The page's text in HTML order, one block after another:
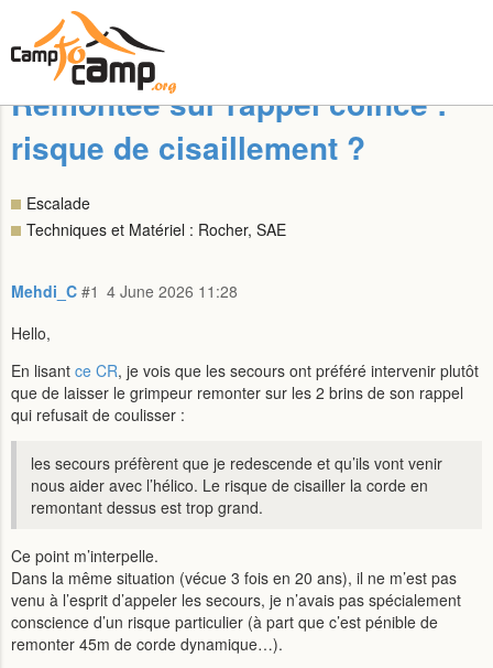
Remontée sur rappel coincé :
risque de cisaillement ?
Escalade
Techniques et Matériel : Rocher, SAE
Mehdi_C 4 June 2026 11:28
#1
Hello,
En lisant ce CR, je vois que les secours ont préféré intervenir plutôt
que de laisser le grimpeur remonter sur les 2 brins de son rappel
qui refusait de coulisser :
les secours préfèrent que je redescende et qu’ils vont venir
nous aider avec l’hélico. Le risque de cisailler la corde en
remontant dessus est trop grand.
Ce point m’interpelle.
Dans la même situation (vécue 3 fois en 20 ans), il ne m’est pas
venu à l’esprit d’appeler les secours, je n’avais pas spécialement
conscience d’un risque particulier (à part que c’est pénible de
remonter 45m de corde dynamique…).